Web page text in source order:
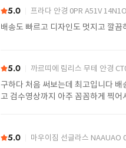
5.0 프라다 안경 0PR A51V
배송도 빠르고 디자인도 멋지고 깔
5.0 까르띠에 림리스 무테 안경
구하다 처음 써보는데 최고입니다
고 검수영상까지 아주 꼼꼼하게 찍
5.0 마우이짐 선글라스 NAAUAO